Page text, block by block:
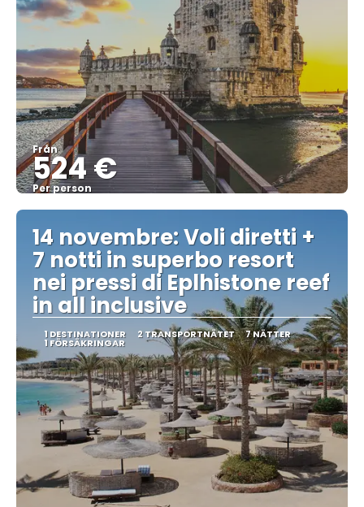
Från
524 €
Per person
Se
14 novembre: Voli diretti +
7 notti in superbo resort
nei pressi di Eplhistone reef
in all inclusive
1 DESTINATIONER 2 TRANSPORTNÄTET 7 NÄTTER
1 FÖRSÄKRINGAR